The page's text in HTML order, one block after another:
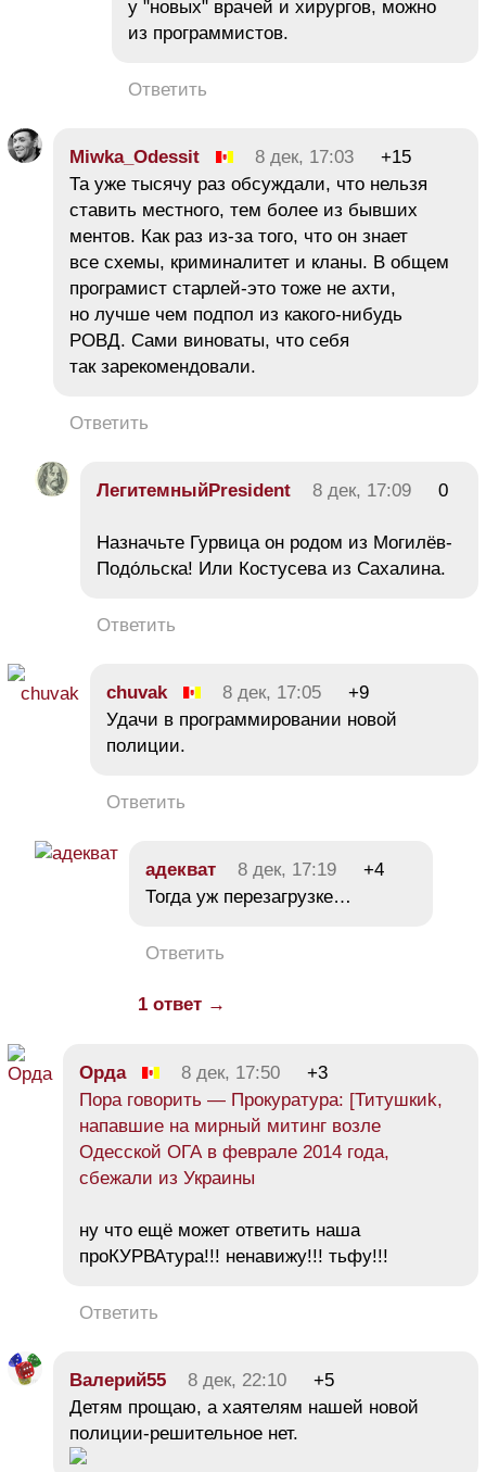
у "новых" врачей и хирургов, можно
из программистов.
Ответить
Miwka_Odessit 8 дек, 17:03
+15
Та уже тысячу раз обсуждали, что нельзя
ставить местного, тем более из бывших
ментов. Как раз из-за того, что он знает
все схемы, криминалитет и кланы. В общем
програмист старлей-это тоже не ахти,
но лучше чем подпол из какого-нибудь
РОВД. Сами виноваты, что себя
так зарекомендовали.
Ответить
ЛегитемныйPresident 8 дек, 17:09 0
Назначьте Гурвица он родом из Могилёв-
Подо́льска! Или Костусева из Сахалина.
Ответить
chuvak 8 дек, 17:05
+9
Удачи в программировании новой
полиции.
Ответить
адекват 8 дек, 17:19
+4
Тогда уж перезагрузке…
Ответить
1 ответ →
Орда 8 дек, 17:50
+3
Пора говорить — Прокуратура: [Титушкиk,
напавшие на мирный митинг возле
Одесской ОГА в феврале 2014 года,
сбежали из Украины
ну что ещё может ответить наша
проКУРВАтура!!! ненавижу!!! тьфу!!!
Ответить
Валерий55 8 дек, 22:10
+5
Детям прощаю, а хаятелям нашей новой
полиции-решительное нет.